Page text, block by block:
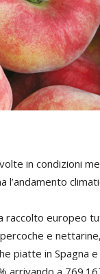
in condizioni
raccolto europeo
e
piatte in Spagna
arrivando a